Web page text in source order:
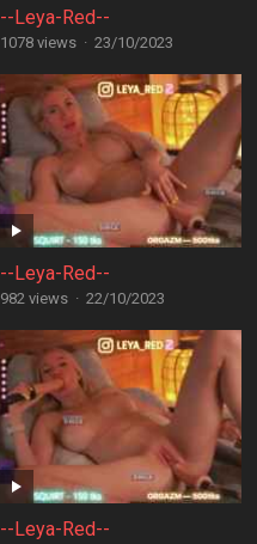
--Leya-Red--
1078 views · 23/10/2023
--Leya-Red--
982 views · 22/10/2023
--Leya-Red--